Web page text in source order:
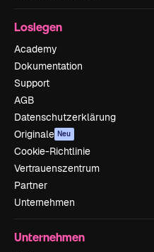
Loslegen
Academy
Dokumentation
Support
AGB
Datenschutzerklärung
Originale Neu
Cookie-Richtlinie
Vertrauenszentrum
Partner
Unternehmen
Unternehmen